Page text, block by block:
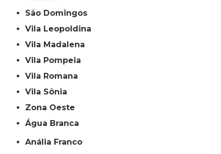
São Domingos
Vila Leopoldina
Vila Madalena
Vila Pompeia
Vila Romana
Vila Sônia
Zona Oeste
Água Branca
Anália Franco